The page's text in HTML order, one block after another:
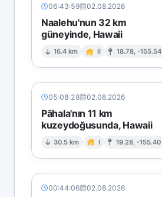
06:43:59 02.08.2026
Naalehu'nun 32 km
güneyinde, Hawaii
16.4 km II 18.78, -155.54
05:08:28 02.08.2026
Pāhala'nın 11 km
kuzeydoğusunda, Hawaii
30.5 km I 19.28, -155.40
00:44:06 02.08.2026